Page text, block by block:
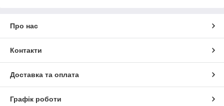
Про нас
Контакти
Доставка та оплата
Графік роботи